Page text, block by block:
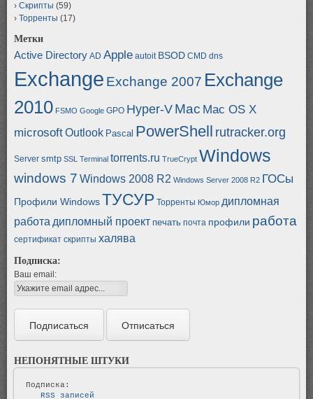
Скрипты (59)
Торренты (17)
Метки
Active Directory AD Apple autoit BSOD CMD dns
Exchange Exchange 2007 Exchange
2010 FSMO Google GPO Hyper-V Mac Mac OS X
microsoftOutlook Pascal PowerShell rutracker.org
Server smtp SSL Terminal torrents.ru TrueCrypt Windows
windows 7 Windows 2008 R2 Windows Server 2008 R2 ГОСы
Профили WindowsТУСУР Торренты Юмор дипломная
работа дипломный проект печать почта профили работа
сертификат скрипты халява
Подписка:
Ваш email:
НЕПОНЯТНЫЕ ШТУКИ
   RSS записей